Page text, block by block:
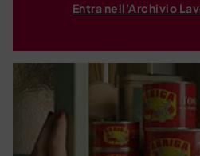
Entra nell'Archivio